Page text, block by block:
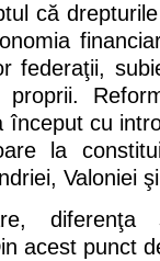
că
federaţii,
început cu
la
Valoniei
diferenţa
acest punct